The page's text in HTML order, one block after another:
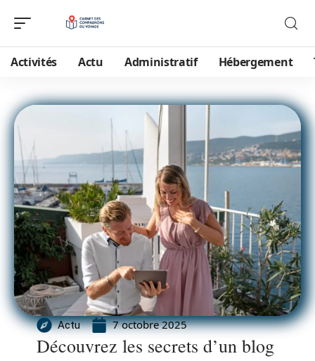
Activités Actu Administratif Hébergement
Actu 7 octobre 2025
Découvrez les secrets d’un blog